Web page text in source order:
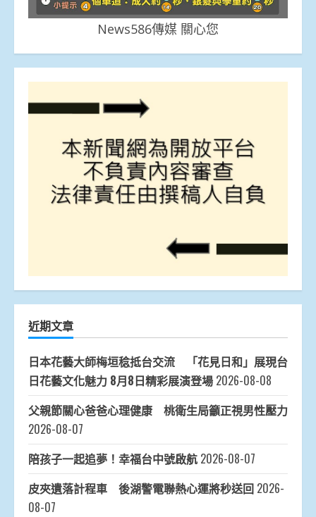
News586傳媒 關心您
近期文章
日本花藝大師梅垣稔抵台交流 「花見日和」展現台
日花藝文化魅力 8月8日精彩展演登場 2026-08-08
父親節關心爸爸心理健康 桃衛生局籲正視男性壓力
2026-08-07
陪孩子一起追夢！幸福台中號啟航 2026-08-07
皮夾遺落計程車 後湖警電聯熱心運將秒送回 2026-
08-07